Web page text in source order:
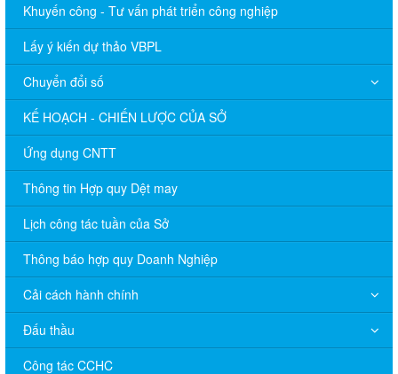
Khuyến công - Tư vấn phát triển công nghiệp
Lấy ý kiến dự thảo VBPL
Chuyển đổi số
KẾ HOẠCH - CHIẾN LƯỢC CỦA SỞ
Ứng dụng CNTT
Thông tin Hợp quy Dệt may
Lịch công tác tuần của Sở
Thông báo hợp quy Doanh Nghiệp
Cải cách hành chính
Đấu thầu
Công tác CCHC